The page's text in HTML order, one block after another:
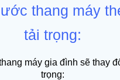
thang máy
tải trọng:
máy gia đình sẽ thay
trọng: